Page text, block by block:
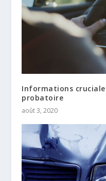
Informations
probatoire
août 3, 2020